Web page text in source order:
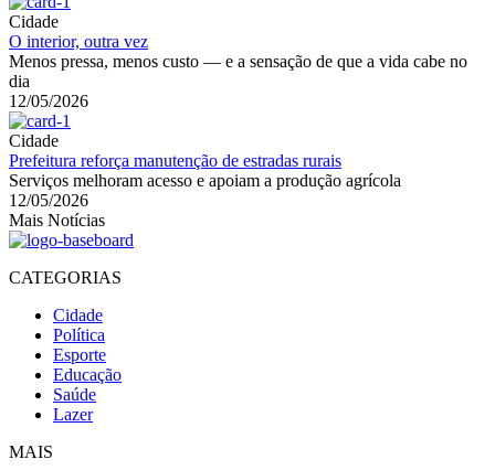
Cidade
O interior, outra vez
Menos pressa, menos custo — e a sensação de que a vida cabe no
dia
12/05/2026
Cidade
Prefeitura reforça manutenção de estradas rurais
Serviços melhoram acesso e apoiam a produção agrícola
12/05/2026
Mais Notícias
CATEGORIAS
Cidade
Política
Esporte
Educação
Saúde
Lazer
MAIS